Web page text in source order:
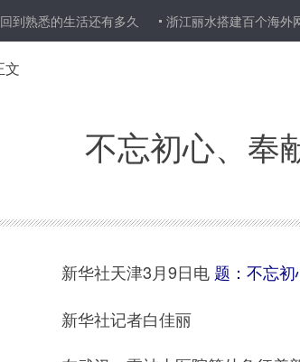
有多久 浙江丽水搭建百个海外网格“跨洋联防”
文
不忘初心、奉
新华社天津3月9日电 题：不忘
新华社记者白佳丽